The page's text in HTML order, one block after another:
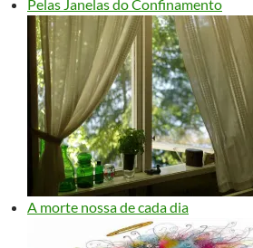
Pelas Janelas do Confinamento
A morte nossa de cada dia